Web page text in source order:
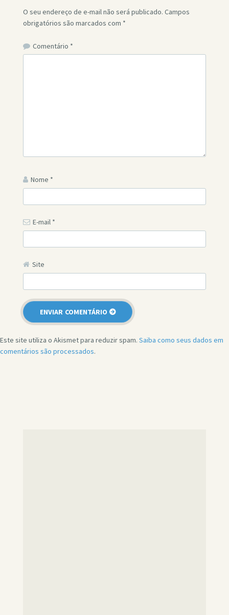
O seu endereço de e-mail não será publicado. Campos
obrigatórios são marcados com *
Comentário *
Nome *
E-mail *
Site
Este site utiliza o Akismet para reduzir spam. Saiba como seus dados em
comentários são processados.